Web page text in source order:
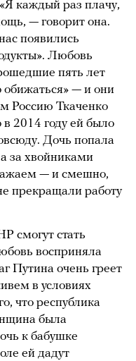
каждый раз плачу,
— говорит она.
появились
Любовь
пять лет
обижаться» — и они
Россию Ткаченко
в 2014 году ей было
Дочь попала
за хвойниками
— и смешно,
прекращали работу
смогут стать
восприняла
Путина очень греет
в условиях
что республика
была
к бабушке
ей дадут